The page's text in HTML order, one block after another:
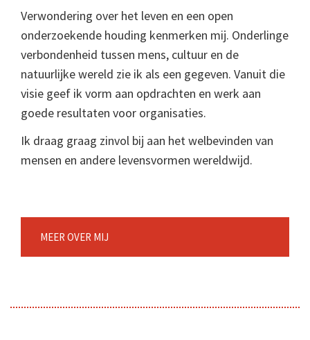
Verwondering over het leven en een open
onderzoekende houding kenmerken mij. Onderlinge
verbondenheid tussen mens, cultuur en de
natuurlijke wereld zie ik als een gegeven. Vanuit die
visie geef ik vorm aan opdrachten en werk aan
goede resultaten voor organisaties.
Ik draag graag zinvol bij aan het welbevinden van
mensen en andere levensvormen wereldwijd.
MEER OVER MIJ